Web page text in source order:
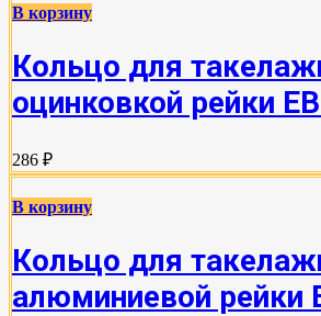
В корзину
Кольцо для
оцинковкой рейки
286 ₽
В корзину
Кольцо для
алюминиевой рейки